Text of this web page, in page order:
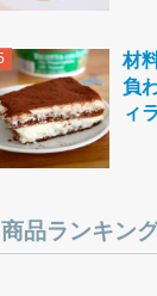
材
負
ィ
商品ランキン